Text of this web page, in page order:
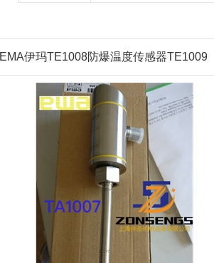
EMA伊玛TE1008防爆温度传感器TE1009